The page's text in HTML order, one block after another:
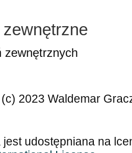
zewnętrzne
zewnętrznych
2023 Waldemar
jest udostępniana na